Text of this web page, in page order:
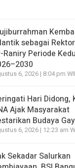
sebagai
Raniry Periode
6, 2026 | 8:04 pm
Hari Didong,
Ajak Masyarakat
Budaya
6, 2026 | 12:23 am
Sekadar Salurkan